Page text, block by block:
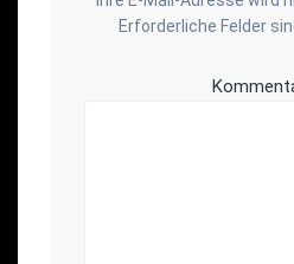
Erforderliche Felder